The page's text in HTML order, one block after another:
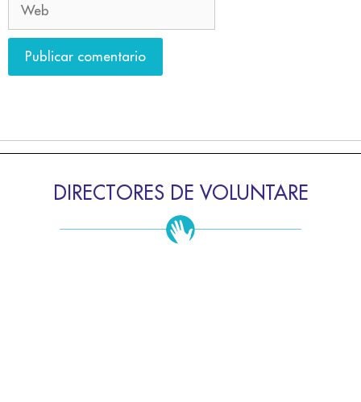
DIRECTORES DE VOLUNTARE